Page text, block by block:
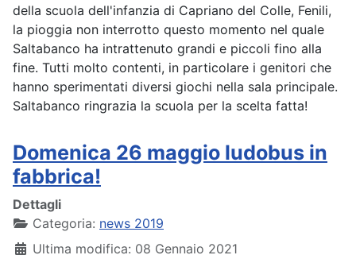
della scuola dell'infanzia di Capriano del Colle, Fenili,
la pioggia non interrotto questo momento nel quale
Saltabanco ha intrattenuto grandi e piccoli fino alla
fine. Tutti molto contenti, in particolare i genitori che
hanno sperimentati diversi giochi nella sala principale.
Saltabanco ringrazia la scuola per la scelta fatta!
Domenica 26 maggio ludobus in
fabbrica!
Dettagli
Categoria: news 2019
Ultima modifica: 08 Gennaio 2021